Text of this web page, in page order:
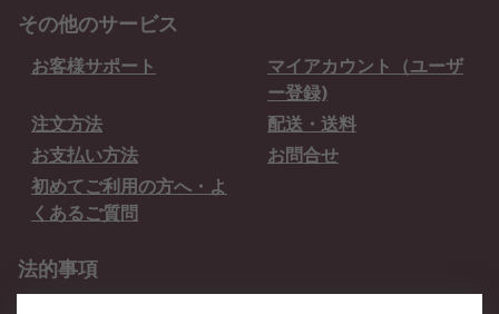
その他のサービス
お客様サポート
マイアカウント（ユーザ
ー登録)
注文方法
配送・送料
お支払い方法
お問合せ
初めてご利用の方へ・よ
くあるご質問
法的事項